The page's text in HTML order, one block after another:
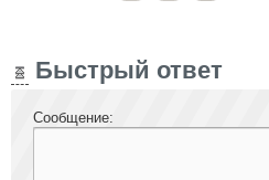
Быстрый ответ
Сообщение: